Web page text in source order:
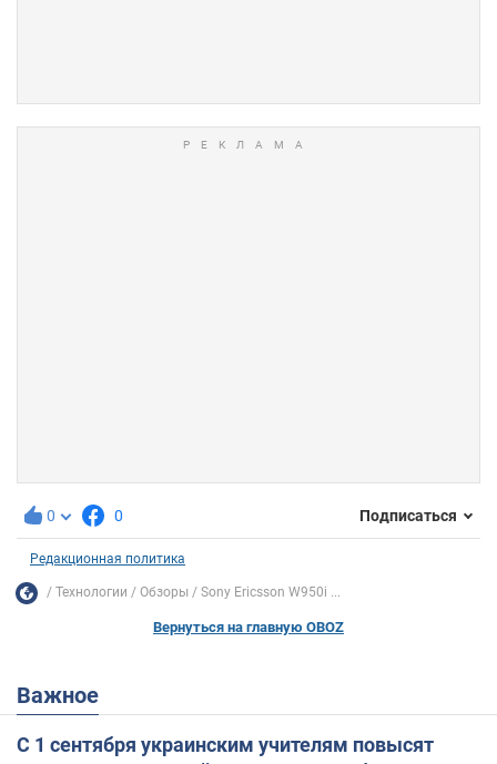
0 0 Подписаться
Редакционная политика
Технологии Обзоры Sony Ericsson W950i ...
Вернуться на главную OBOZ
Важное
С 1 сентября украинским учителям повысят